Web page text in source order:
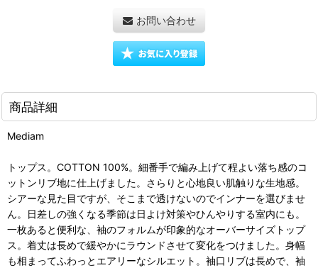
お問い合わせ
商品詳細
Mediam
トップス。COTTON 100%。細番手で編み上げて程よい落ち感のコ
ットンリブ地に仕上げました。さらりと心地良い肌触りな生地感。
シアーな見た目ですが、そこまで透けないのでインナーを選びませ
ん。日差しの強くなる季節は日よけ対策やひんやりする室内にも。
一枚あると便利な、袖のフォルムが印象的なオーバーサイズトップ
ス。着丈は長めで緩やかにラウンドさせて変化をつけました。身幅
も相まってふわっとエアリーなシルエット。袖口リブは長めで、袖